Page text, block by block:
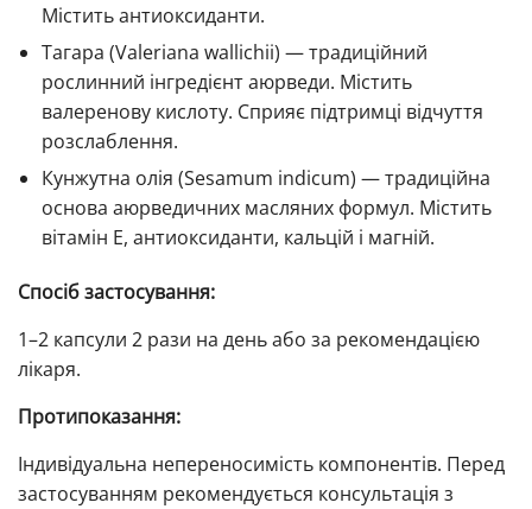
Містить антиоксиданти.
Тагара (Valeriana wallichii) — традиційний
рослинний інгредієнт аюрведи. Містить
валеренову кислоту. Сприяє підтримці відчуття
розслаблення.
Кунжутна олія (Sesamum indicum) — традиційна
основа аюрведичних масляних формул. Містить
вітамін E, антиоксиданти, кальцій і магній.
Спосіб застосування:
1–2 капсули 2 рази на день або за рекомендацією
лікаря.
Протипоказання:
Індивідуальна непереносимість компонентів. Перед
застосуванням рекомендується консультація з